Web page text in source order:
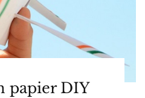
papier DIY